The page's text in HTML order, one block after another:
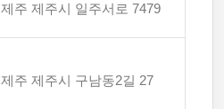
제주 제주시 일주서로 7479
제주 제주시 구남동2길 27